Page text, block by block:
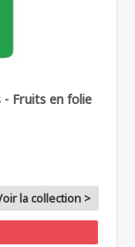
Fruits en folie
la collection >